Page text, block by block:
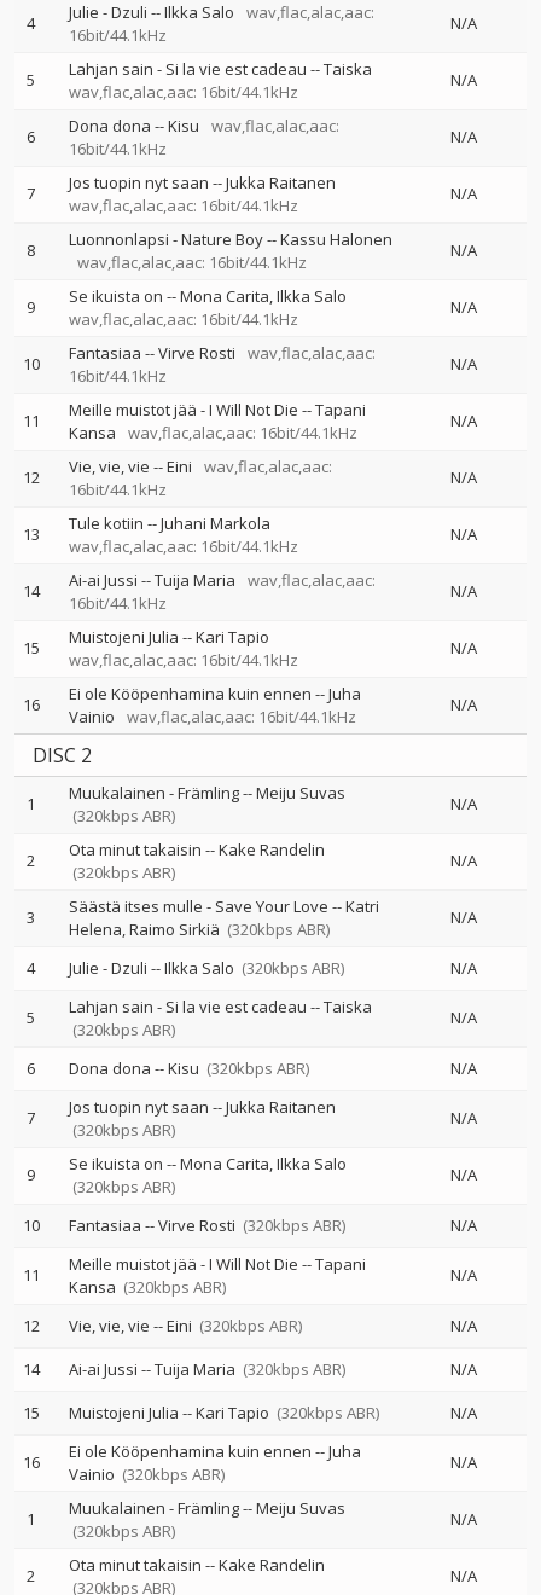
4 Julie - Dzuli --Ilkka Salo
wav,flac,alac,aac:
16bit/44.1kHz
N/A
5 Lahjan sain - Si la vie est cadeau --Taiska
wav,flac,alac,aac: 16bit/44.1kHz
N/A
6 Dona dona --Kisu
wav,flac,alac,aac:
16bit/44.1kHz
N/A
7 Jos tuopin nyt saan --Jukka Raitanen
wav,flac,alac,aac: 16bit/44.1kHz
N/A
8 Luonnonlapsi - Nature Boy--Kassu Halonen
wav,flac,alac,aac: 16bit/44.1kHz
N/A
9 Se ikuista on --Mona Carita Ilkka Salo
wav,flac,alac,aac: 16bit/44.1kHz
N/A
10 Fantasiaa --Virve Rosti
wav,flac,alac,aac:
16bit/44.1kHz
N/A
11 Meille muistot jää - I Will Not Die --Tapani
Kansa
wav,flac,alac,aac: 16bit/44.1kHz
N/A
12 Vie, vie, vie --Eini
wav,flac,alac,aac:
16bit/44.1kHz
N/A
13 Tule kotiin --Juhani Markola
wav,flac,alac,aac: 16bit/44.1kHz
N/A
14 Ai-ai Jussi --Tuija Maria
wav,flac,alac,aac:
16bit/44.1kHz
N/A
15 Muistojeni Julia --Kari Tapio
wav,flac,alac,aac: 16bit/44.1kHz
N/A
16 Ei ole Kööpenhamina kuin ennen --Juha
Vainio
wav,flac,alac,aac: 16bit/44.1kHz
N/A
DISC 2
1 Muukalainen - Främling--Meiju Suvas
(320kbps ABR)
N/A
2 Ota minut takaisin --Kake Randelin
(320kbps ABR)
N/A
3 Säästä itses mulle - Save Your Love --Katri
Helena Raimo Sirkiä (320kbps ABR)
N/A
4 Julie - Dzuli --Ilkka Salo (320kbps ABR) N/A
5 Lahjan sain - Si la vie est cadeau --Taiska
(320kbps ABR)
N/A
6 Dona dona --Kisu (320kbps ABR) N/A
7 Jos tuopin nyt saan --Jukka Raitanen
(320kbps ABR)
N/A
9 Se ikuista on --Mona Carita Ilkka Salo
(320kbps ABR)
N/A
10 Fantasiaa --Virve Rosti (320kbps ABR) N/A
11 Meille muistot jää - I Will Not Die --Tapani
Kansa (320kbps ABR)
N/A
12 Vie, vie, vie --Eini (320kbps ABR)
N/A
14
Ai-ai Jussi --Tuija Maria (320kbps ABR)
N/A
15
Muistojeni Julia --Kari Tapio (320kbps ABR) N/A
16 Ei ole Kööpenhamina kuin ennen --Juha
Vainio (320kbps ABR)
N/A
1 Muukalainen - Främling--Meiju Suvas
(320kbps ABR)
N/A
2 Ota minut takaisin --Kake Randelin
(320kbps ABR)
N/A